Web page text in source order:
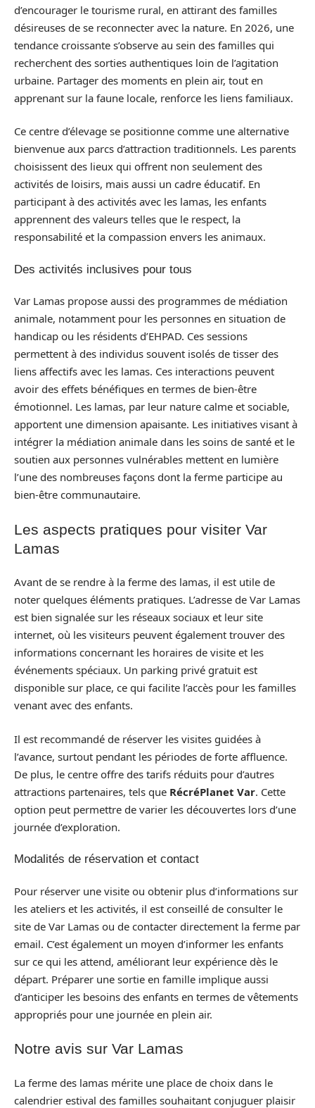
d’encourager le tourisme rural, en attirant des familles
désireuses de se reconnecter avec la nature. En 2026, une
tendance croissante s’observe au sein des familles qui
recherchent des sorties authentiques loin de l’agitation
urbaine. Partager des moments en plein air, tout en
apprenant sur la faune locale, renforce les liens familiaux.
Ce centre d’élevage se positionne comme une alternative
bienvenue aux parcs d’attraction traditionnels. Les parents
choisissent des lieux qui offrent non seulement des
activités de loisirs, mais aussi un cadre éducatif. En
participant à des activités avec les lamas, les enfants
apprennent des valeurs telles que le respect, la
responsabilité et la compassion envers les animaux.
Des activités inclusives pour tous
Var Lamas propose aussi des programmes de médiation
animale, notamment pour les personnes en situation de
handicap ou les résidents d’EHPAD. Ces sessions
permettent à des individus souvent isolés de tisser des
liens affectifs avec les lamas. Ces interactions peuvent
avoir des effets bénéfiques en termes de bien-être
émotionnel. Les lamas, par leur nature calme et sociable,
apportent une dimension apaisante. Les initiatives visant à
intégrer la médiation animale dans les soins de santé et le
soutien aux personnes vulnérables mettent en lumière
l’une des nombreuses façons dont la ferme participe au
bien-être communautaire.
Les aspects pratiques pour visiter Var
Lamas
Avant de se rendre à la ferme des lamas, il est utile de
noter quelques éléments pratiques. L’adresse de Var Lamas
est bien signalée sur les réseaux sociaux et leur site
internet, où les visiteurs peuvent également trouver des
informations concernant les horaires de visite et les
événements spéciaux. Un parking privé gratuit est
disponible sur place, ce qui facilite l’accès pour les familles
venant avec des enfants.
Il est recommandé de réserver les visites guidées à
l’avance, surtout pendant les périodes de forte affluence.
De plus, le centre offre des tarifs réduits pour d’autres
attractions partenaires, tels que RécréPlanet Var. Cette
option peut permettre de varier les découvertes lors d’une
journée d’exploration.
Modalités de réservation et contact
Pour réserver une visite ou obtenir plus d’informations sur
les ateliers et les activités, il est conseillé de consulter le
site de Var Lamas ou de contacter directement la ferme par
email. C’est également un moyen d’informer les enfants
sur ce qui les attend, améliorant leur expérience dès le
départ. Préparer une sortie en famille implique aussi
d’anticiper les besoins des enfants en termes de vêtements
appropriés pour une journée en plein air.
Notre avis sur Var Lamas
La ferme des lamas mérite une place de choix dans le
calendrier estival des familles souhaitant conjuguer plaisir